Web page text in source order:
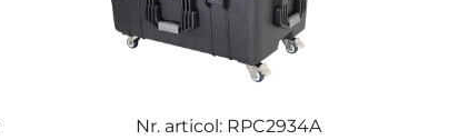
Nr. articol: RPC2934A